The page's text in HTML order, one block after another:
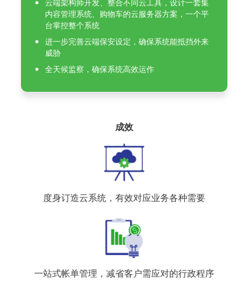
云端架构师开发、整合不同云工具，设计一套集
内容管理系统、购物车的云服务器方案，一个平
台掌控整个系统
进一步完善云端保安设定，确保系统能抵挡外来
威胁
全天候监察，确保系统高效运作
成效
度身订造云系统，有效对应业务各种需要
一站式帐单管理，减省客户需应对的行政程序